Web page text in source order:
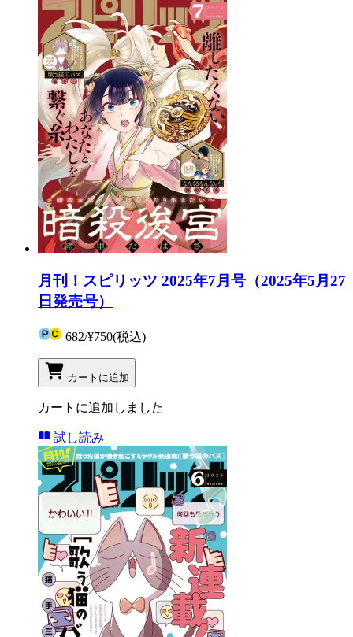
月刊！スピリッツ 2025年7月号（2025年5月27
日発売号）
682/¥750(税込)
カートに追加
カートに追加しました
試し読み